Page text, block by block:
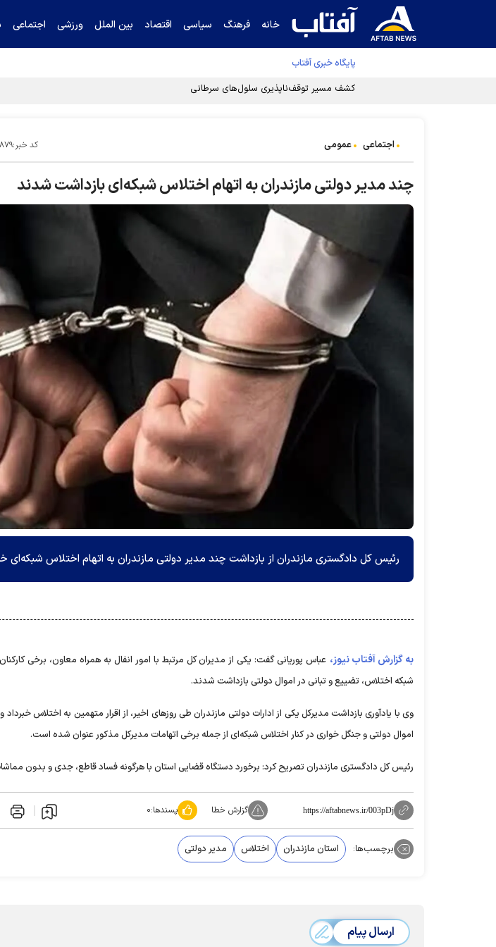
خانه فرهنگ سیاسی اقتصاد بین الملل ورزشی اجتماعی
پایگاه خبری آفتاب
کشف مسیر توقف‌ناپذیری سلول‌های سرطانی
اجتماعی عمومی کد خبر:۹۱۱۸۷۹
چند مدیر دولتی مازندران به اتهام اختلاس شبکه‌ای بازداشت شدند
رئیس کل دادگستری مازندران از بازداشت چند مدیر دولتی مازندران به اتهام اختلاس شبکه‌ای
به گزارش آفتاب نیوز، عباس پوریانی گفت: یکی از مدیران کل مرتبط با امور انفال به همراه معاون، برخی
شبکه اختلاس، تضییع و تبانی در اموال دولتی بازداشت شدند.
وی با یادآوری بازداشت مدیرکل یکی از ادارات دولتی مازندران طی روز‌های اخیر، از اقرار متهمین به اختلاس
اموال دولتی و جنگل خواری در کنار اختلاس شبکه‌ای از جمله برخی اتهامات مدیرکل مذکور عنوان شده است.
رئیس کل دادگستری مازندران تصریح کرد: برخورد دستگاه قضایی استان با هرگونه فساد قاطع، جدی و بدون
https://aftabnews.ir/003pDj گزارش خطا پسندها:۰
برچسب‌ها: استان مازندران اختلاس مدیر دولتی
ارسال پیام